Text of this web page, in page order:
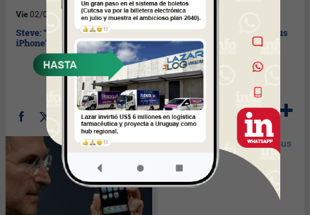
Vie 02/07/2010
Steve: “Sosténme bien el
iPhone”
Jue01/07/2010
Microsoft sale a mostrar sus
números